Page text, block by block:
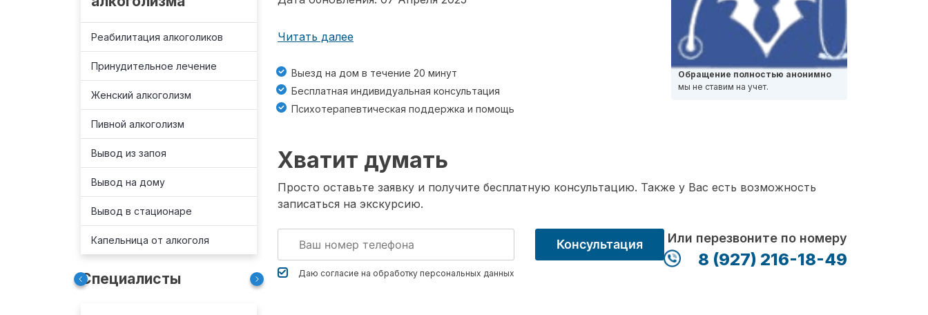
Реабилитация алкоголиков
Принудительное лечение
Женский алкоголизм
Пивной алкоголизм
Вывод из запоя
Вывод на дому
Вывод в стационаре
Капельница от алкоголя
Специалисты
Читать далее
Выезд на дом в течение 20 минут
Бесплатная индивидуальная консультация
Психотерапевтическая поддержка и помощь
Обращение полностью анонимно
мы не ставим на учет.
Хватит думать
Просто оставьте заявку и получите бесплатную консультацию. Также у Вас есть возможность
записаться на экскурсию.
Даю согласие на обработку персональных данных
Консультация Или перезвоните по номеру
8 (927) 216-18-49